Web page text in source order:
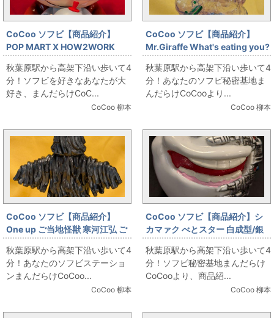
CoCoo ソフビ【商品紹介】
POP MART X HOW2WORK
THE MONSTERS LABUBU TV
秋葉原駅から高架下沿い歩いて4
分！ソフビを好きなあなたが大
好き、まんだらけCoC...
CoCoo 柳本
CoCoo ソフビ【商品紹介】
Mr.Giraffe What's eating you?
TTF2023 緑成型/クリアパープ
ル
秋葉原駅から高架下沿い歩いて4
分！あなたのソフビ秘密基地ま
んだらけCoCooより...
CoCoo 柳本
CoCoo ソフビ【商品紹介】
One up ご当地怪獣 寒河江弘 ご
当地怪獣ウードン ガンメタ成型
秋葉原駅から高架下沿い歩いて4
分！あなたのソフビステーショ
ンまんだらけCoCoo...
CoCoo 柳本
CoCoo ソフビ【商品紹介】シ
カマァク べとスター 白成型/銀
塗装
秋葉原駅から高架下沿い歩いて4
分！ソフビ秘密基地まんだらけ
CoCooより、商品紹...
CoCoo 柳本